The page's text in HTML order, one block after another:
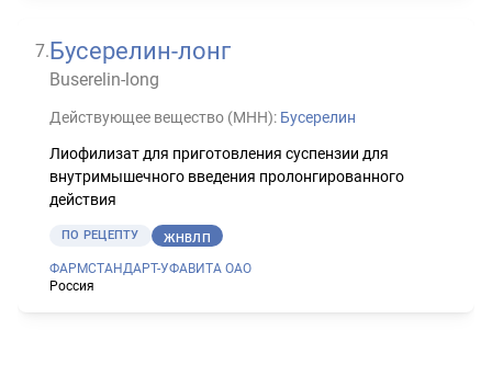
7.Бусерелин-лонг
Buserelin-long
Действующее вещество (МНН): Бусерелин
Лиофилизат для приготовления суспензии для
внутримышечного введения пролонгированного
действия
ПО РЕЦЕПТУ ЖНВЛП
ФАРМСТАНДАРТ-УФАВИТА ОАО
Россия